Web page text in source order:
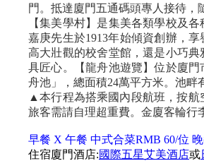
門。抵達廈門五通碼頭專人接待，
【集美學村】是集美各類學校及
嘉庚先生於1913年始傾資創辦，
高大壯觀的校舍堂館，還是小巧
具匠心。【龍舟池遊覽】位於廈
舟池」，總面積24萬平方米。池畔
▲本行程為搭乘國內段航班，按航
旅客需請自理超重費。金廈客輪行
早餐 X 午餐 中式合菜RMB 60/位
住宿廈門酒店:國際五星艾美酒店或